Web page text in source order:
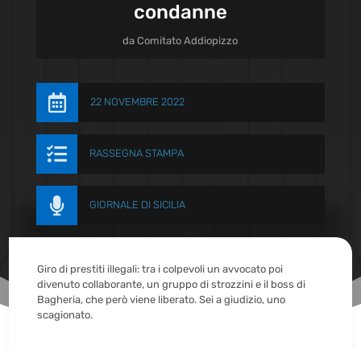
condanne
daComitato Addiopizzo
 22 NOVEMBRE 2022
 RASSEGNA STAMPA
 GIORNALE DI SICILIA
Giro di prestiti illegali: tra i colpevoli un avvocato poi
divenuto collaborante, un gruppo di strozzini e il boss di
Bagheria, che però viene liberato. Sei a giudizio, uno
scagionato.